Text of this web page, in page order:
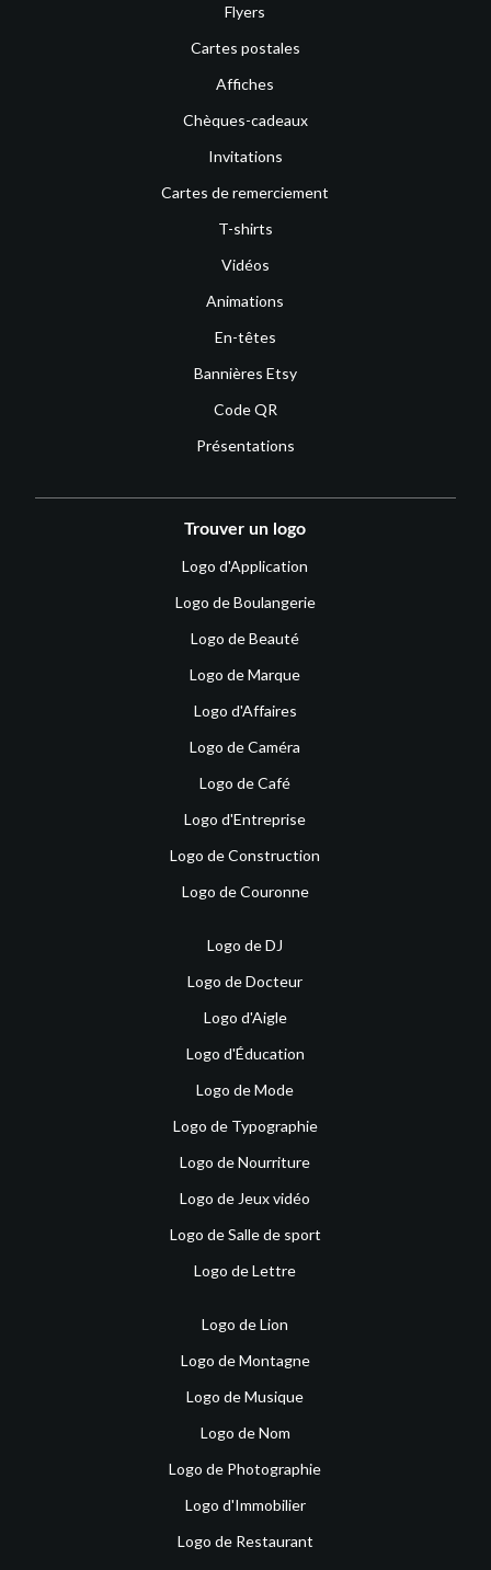
Flyers
Cartes postales
Affiches
Chèques-cadeaux
Invitations
Cartes de remerciement
T-shirts
Vidéos
Animations
En-têtes
Bannières Etsy
Code QR
Présentations
Trouver un logo
Logo d'Application
Logo de Boulangerie
Logo de Beauté
Logo de Marque
Logo d'Affaires
Logo de Caméra
Logo de Café
Logo d'Entreprise
Logo de Construction
Logo de Couronne
Logo de DJ
Logo de Docteur
Logo d'Aigle
Logo d'Éducation
Logo de Mode
Logo de Typographie
Logo de Nourriture
Logo de Jeux vidéo
Logo de Salle de sport
Logo de Lettre
Logo de Lion
Logo de Montagne
Logo de Musique
Logo de Nom
Logo de Photographie
Logo d'Immobilier
Logo de Restaurant